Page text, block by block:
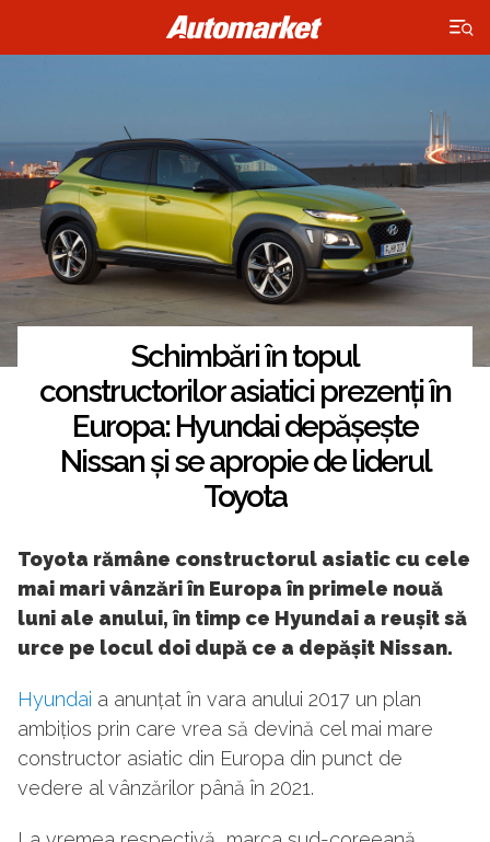
×
Schimbări în topul
constructorilor asiatici prezenți în
Europa: Hyundai depășește
Nissan și se apropie de liderul
Toyota
Toyota rămâne constructorul asiatic cu cele
mai mari vânzări în Europa în primele nouă
luni ale anului, în timp ce Hyundai a reușit să
urce pe locul doi după ce a depășit Nissan.
Hyundai a anunțat în vara anului 2017 un plan
ambițios prin care vrea să devină cel mai mare
constructor asiatic din Europa din punct de
vedere al vânzărilor până în 2021.